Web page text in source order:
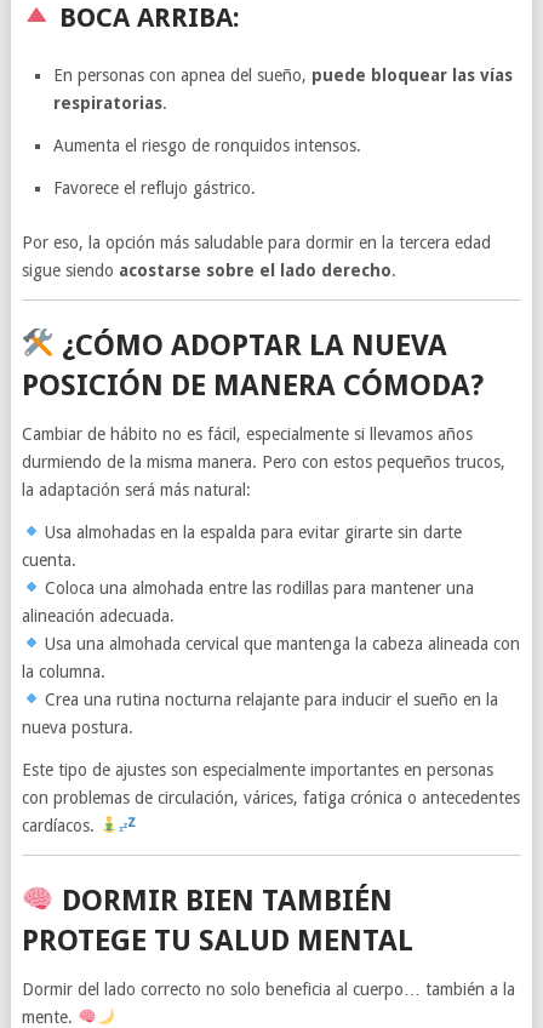
BOCA ARRIBA:
En personas con apnea del sueño, puede bloquear las vías
respiratorias.
Aumenta el riesgo de ronquidos intensos.
Favorece el reflujo gástrico.
Por eso, la opción más saludable para dormir en la tercera edad
sigue siendo acostarse sobre el lado derecho.
¿CÓMO ADOPTAR LA NUEVA
POSICIÓN DE MANERA CÓMODA?
Cambiar de hábito no es fácil, especialmente si llevamos años
durmiendo de la misma manera. Pero con estos pequeños trucos,
la adaptación será más natural:
Usa almohadas en la espalda para evitar girarte sin darte
cuenta.
Coloca una almohada entre las rodillas para mantener una
alineación adecuada.
Usa una almohada cervical que mantenga la cabeza alineada con
la columna.
Crea una rutina nocturna relajante para inducir el sueño en la
nueva postura.
Este tipo de ajustes son especialmente importantes en personas
con problemas de circulación, várices, fatiga crónica o antecedentes
cardíacos.
DORMIR BIEN TAMBIÉN
PROTEGE TU SALUD MENTAL
Dormir del lado correcto no solo beneficia al cuerpo… también a la
mente.